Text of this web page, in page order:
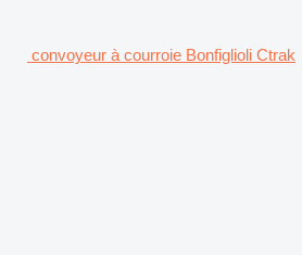
convoyeur à courroie Bonfiglioli Ctrak